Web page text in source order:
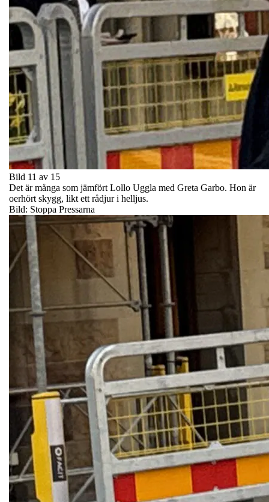
Bild 11 av 15
Det är många som jämfört Lollo Uggla med Greta Garbo. Hon är
oerhört skygg, likt ett rådjur i helljus.
Bild: Stoppa Pressarna